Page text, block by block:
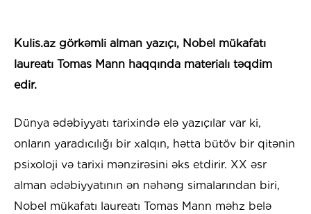
Kulis.az görkəmli alman yazıçı, Nobel mükafatı
laureatı Tomas Mann haqqında materialı təqdim
edir.
Dünya ədəbiyyatı tarixində elə yazıçılar var ki,
onların yaradıcılığı bir xalqın, hətta bütöv bir qitənin
psixoloji və tarixi mənzirəsini əks etdirir. XX əsr
alman ədəbiyyatının ən nəhəng simalarından biri,
Nobel mükafatı laureatı Tomas Mann məhz belə